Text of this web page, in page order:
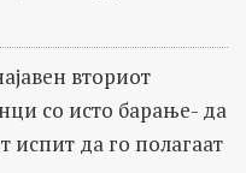
вториот
со исто барање- да
испит да го полагаат